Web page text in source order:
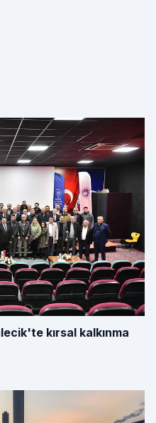
kırsal kalkınma